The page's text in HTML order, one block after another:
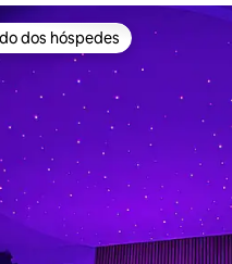
preferidos dos hóspedes
dos hóspedes